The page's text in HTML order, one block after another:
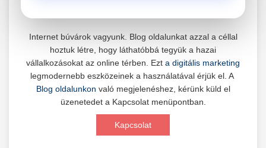
+
Professzionális elektromos roller javítási és
karbantartási szolgáltatások. Szakértő
technikusaink minőségi szervízt nyújtanak
minden jelentős márkához és modellhez.
Szervizközpont Látogatása
📊 2. Online Marketing
Ügynökség
+
Átfogó online marketing szolgáltatások,
beleértve a SEO-t, közösségi média kezelést és
🛴 3. Legjobb Elektromos Roller
Internet búvárok vagyunk. Blog oldalunkat azzal a céllal
hoztuk létre, hogy láthatóbbá tegyük a hazai
vállalkozásokat az online térben. Ezt a digitális marketing
legmodernebb eszközeinek a használatával érjük el. A
Blog oldalunkon való megjelenéshez, kérünk küld el
üzenetedet a Kapcsolat menüpontban.
Kapcsolat